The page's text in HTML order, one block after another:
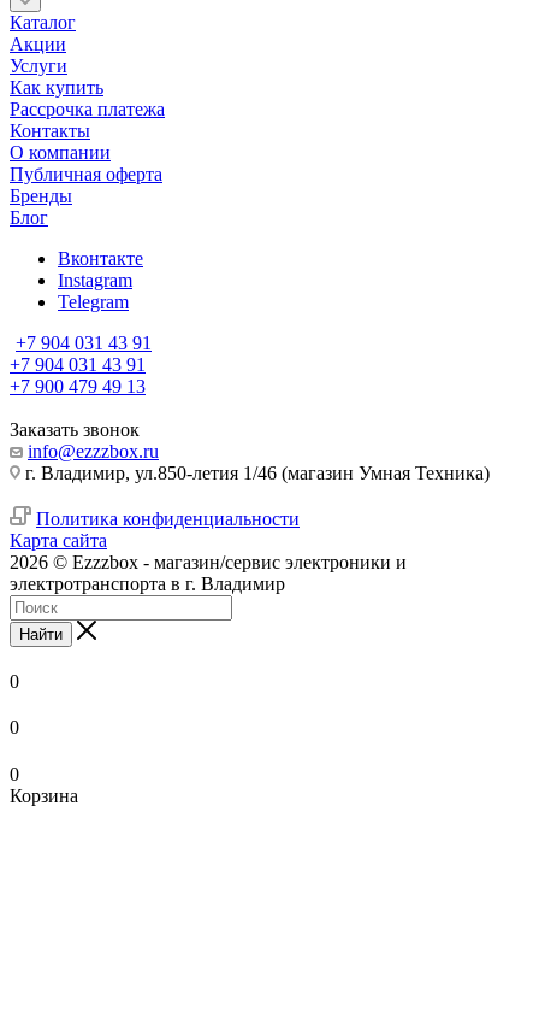
Каталог
Акции
Услуги
Как купить
Рассрочка платежа
Контакты
О компании
Публичная оферта
Бренды
Блог
Вконтакте
Instagram
Telegram
+7 904 031 43 91
+7 904 031 43 91
+7 900 479 49 13
Заказать звонок
info@ezzzbox.ru
г. Владимир, ул.850-летия 1/46 (магазин Умная Техника)
Политика конфиденциальности
Карта сайта
2026 © Ezzzbox - магазин/сервис электроники и
электротранспорта в г. Владимир
Найти
0
0
0
Корзина